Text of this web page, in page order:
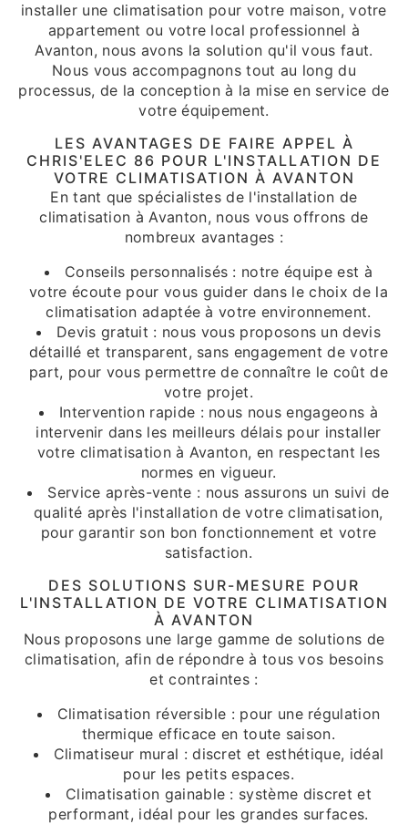
installer une climatisation pour votre maison, votre
appartement ou votre local professionnel à
Avanton, nous avons la solution qu'il vous faut.
Nous vous accompagnons tout au long du
processus, de la conception à la mise en service de
votre équipement.
LES AVANTAGES DE FAIRE APPEL À
CHRIS'ELEC 86 POUR L'INSTALLATION DE
VOTRE CLIMATISATION À AVANTON
En tant que spécialistes de l'installation de
climatisation à Avanton, nous vous offrons de
nombreux avantages :
Conseils personnalisés : notre équipe est à
votre écoute pour vous guider dans le choix de la
climatisation adaptée à votre environnement.
Devis gratuit : nous vous proposons un devis
détaillé et transparent, sans engagement de votre
part, pour vous permettre de connaître le coût de
votre projet.
Intervention rapide : nous nous engageons à
intervenir dans les meilleurs délais pour installer
votre climatisation à Avanton, en respectant les
normes en vigueur.
Service après-vente : nous assurons un suivi de
qualité après l'installation de votre climatisation,
pour garantir son bon fonctionnement et votre
satisfaction.
DES SOLUTIONS SUR-MESURE POUR
L'INSTALLATION DE VOTRE CLIMATISATION
À AVANTON
Nous proposons une large gamme de solutions de
climatisation, afin de répondre à tous vos besoins
et contraintes :
Climatisation réversible : pour une régulation
thermique efficace en toute saison.
Climatiseur mural : discret et esthétique, idéal
pour les petits espaces.
Climatisation gainable : système discret et
performant, idéal pour les grandes surfaces.